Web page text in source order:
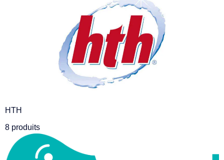
HTH
8 produits